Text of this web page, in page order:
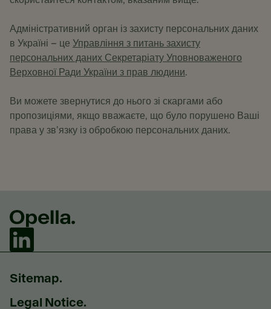
Адміністративний орган із захисту персональних даних
в Україні – це Управління з питань захисту
персональних даних Секретаріату Уповноваженого
Верховної Ради України з прав людини.
Ви можете звернутися до нього зі скаргами або
пропозиціями, якщо вважаєте, що було порушено Ваші
права у зв'язку із обробкою персональних даних.
Sitemap.
Legal Notice.